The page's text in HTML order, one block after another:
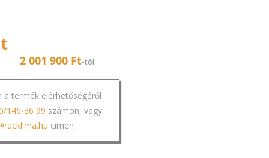
2 001 900 Ft-tól
a termék elérhetőségéről
146-36 99 számon, vagy
címen